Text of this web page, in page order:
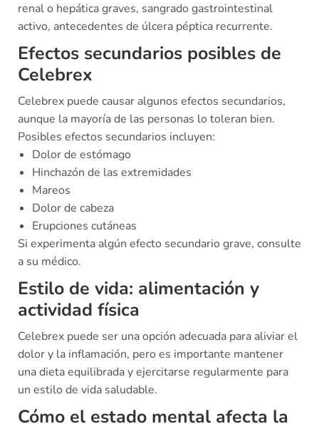
renal o hepática graves, sangrado gastrointestinal
activo, antecedentes de úlcera péptica recurrente.
Efectos secundarios posibles de
Celebrex
Celebrex puede causar algunos efectos secundarios,
aunque la mayoría de las personas lo toleran bien.
Posibles efectos secundarios incluyen:
Dolor de estómago
Hinchazón de las extremidades
Mareos
Dolor de cabeza
Erupciones cutáneas
Si experimenta algún efecto secundario grave, consulte
a su médico.
Estilo de vida: alimentación y
actividad física
Celebrex puede ser una opción adecuada para aliviar el
dolor y la inflamación, pero es importante mantener
una dieta equilibrada y ejercitarse regularmente para
un estilo de vida saludable.
Cómo el estado mental afecta la